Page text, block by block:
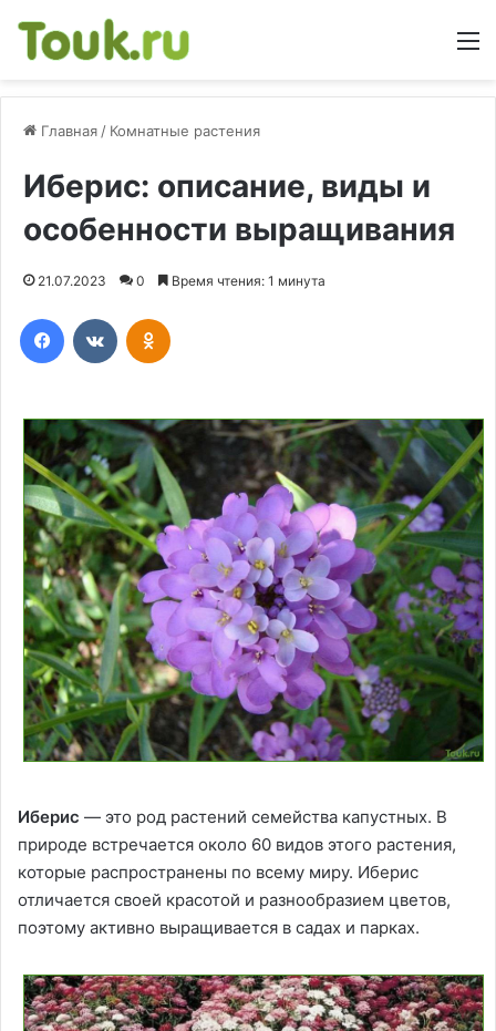
Главная / Комнатные растения
Иберис: описание, виды и
особенности выращивания
21.07.2023 0 Время чтения: 1 минута
Иберис — это род растений семейства капустных. В
природе встречается около 60 видов этого растения,
которые распространены по всему миру. Иберис
отличается своей красотой и разнообразием цветов,
поэтому активно выращивается в садах и парках.